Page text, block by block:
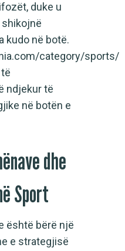
duke u
kudo në botë.
category/sports/
ndjekur të
në botën e
dhe
Sport
është bërë një
e strategjisë